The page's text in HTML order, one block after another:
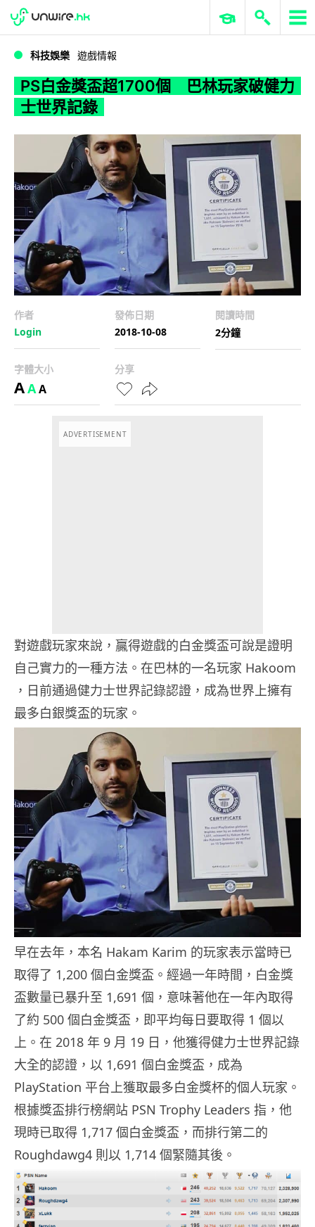
WWDC 2026 ERP 與商業 AI
科技娛樂 遊戲情報
PS白金獎盃超1700個 巴林玩家破健力
士世界記錄
作者
Login
發佈日期
2018-10-08
閱讀時間
2分鐘
字體大小
AAA
分享
ADVERTISEMENT
對遊戲玩家來說，贏得遊戲的白金獎盃可說是證明
自己實力的一種方法。在巴林的一名玩家 Hakoom
，日前通過健力士世界記錄認證，成為世界上擁有
最多白銀獎盃的玩家。
早在去年，本名 Hakam Karim 的玩家表示當時已
取得了 1,200 個白金獎盃。經過一年時間，白金獎
盃數量已暴升至 1,691 個，意味著他在一年內取得
了約 500 個白金獎盃，即平均每日要取得 1 個以
上。在 2018 年 9 月 19 日，他獲得健力士世界記錄
大全的認證，以 1,691 個白金獎盃，成為
PlayStation 平台上獲取最多白金獎杯的個人玩家。
根據獎盃排行榜網站 PSN Trophy Leaders 指，他
現時已取得 1,717 個白金獎盃，而排行第二的
Roughdawg4 則以 1,714 個緊隨其後。